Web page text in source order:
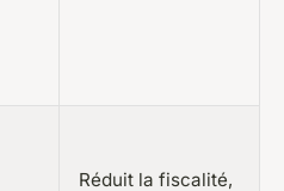
Réduit la fiscalité,